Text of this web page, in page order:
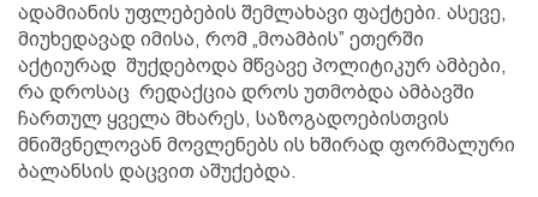
ადამიანის უფლებების შემლახავი ფაქტები. ასევე,
მიუხედავად იმისა, რომ „მოამბის” ეთერში
აქტიურად შუქდებოდა მწვავე პოლიტიკურ ამბები,
რა დროსაც რედაქცია დროს უთმობდა ამბავში
ჩართულ ყველა მხარეს, საზოგადოებისთვის
მნიშვნელოვან მოვლენებს ის ხშირად ფორმალური
ბალანსის დაცვით აშუქებდა.